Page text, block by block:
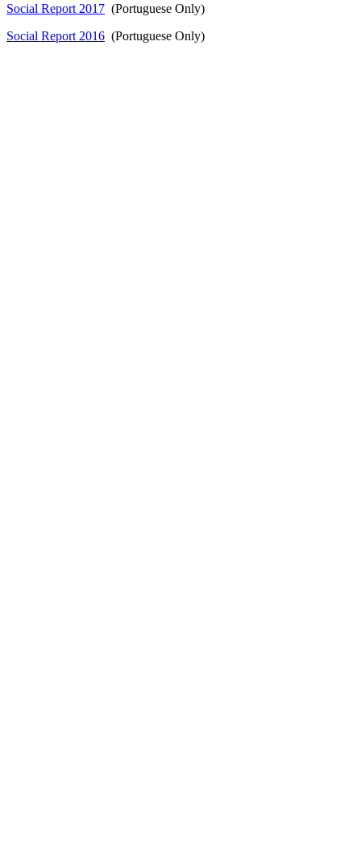
Social Report 2017 (Portuguese Only)
Social Report 2016 (Portuguese Only)